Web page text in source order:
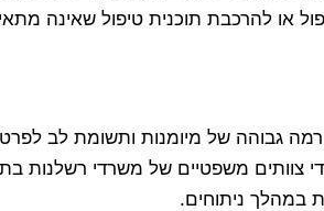
או להרכבת תוכנית טיפול שאינה
רמה גבוהה של מיומנות ותשומת לב
צוותים משפטיים של משרדי
במהלך ניתוחים.